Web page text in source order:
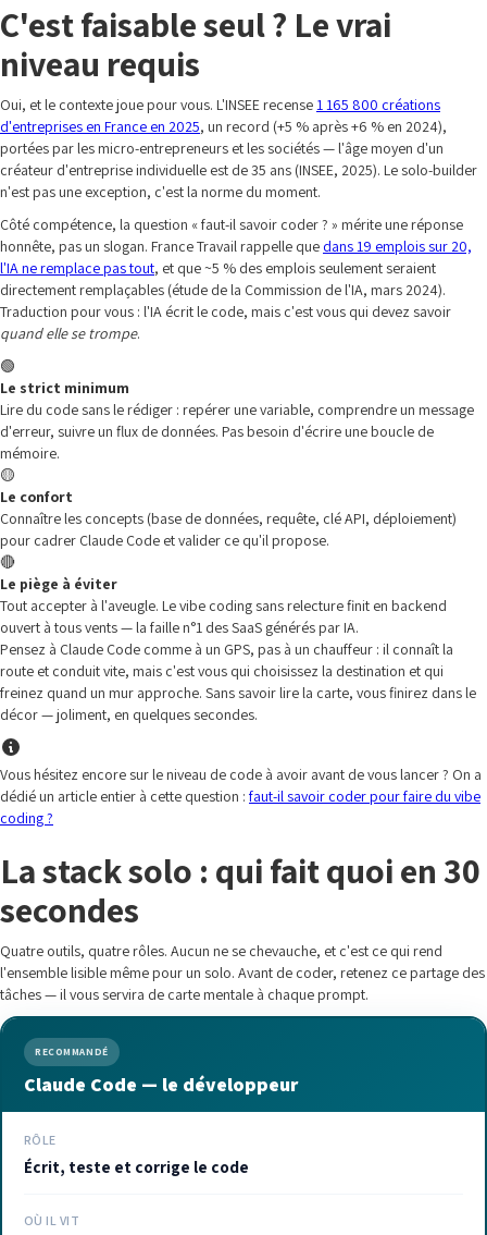
C'est faisable seul ? Le vrai
niveau requis
Oui, et le contexte joue pour vous. L'INSEE recense1 165 800 créations
d'entreprises en France en 2025, un record (+5 % après +6 % en 2024),
portées par les micro-entrepreneurs et les sociétés — l'âge moyen d'un
créateur d'entreprise individuelle est de 35 ans (INSEE, 2025). Le solo-builder
n'est pas une exception, c'est la norme du moment.
Côté compétence, la question « faut-il savoir coder ? » mérite une réponse
honnête, pas un slogan. France Travail rappelle que dans 19 emplois sur 20,
l'IA ne remplace pas tout, et que ~5 % des emplois seulement seraient
directement remplaçables (étude de la Commission de l'IA, mars 2024).
Traduction pour vous : l'IA écrit le code, mais c'est vous qui devez savoir
quand elle se trompe.
🟢
Le strict minimum
Lire du code sans le rédiger : repérer une variable, comprendre un message
d'erreur, suivre un flux de données. Pas besoin d'écrire une boucle de
mémoire.
🟡
Le confort
Connaître les concepts (base de données, requête, clé API, déploiement)
pour cadrer Claude Code et valider ce qu'il propose.
🔴
Le piège à éviter
Tout accepter à l'aveugle. Le vibe coding sans relecture finit en backend
ouvert à tous vents — la faille n°1 des SaaS générés par IA.
Pensez à Claude Code comme à un GPS, pas à un chauffeur : il connaît la
route et conduit vite, mais c'est vous qui choisissez la destination et qui
freinez quand un mur approche. Sans savoir lire la carte, vous finirez dans le
décor — joliment, en quelques secondes.
Vous hésitez encore sur le niveau de code à avoir avant de vous lancer ? On a
dédié un article entier à cette question : faut-il savoir coder pour faire du vibe
coding ?
La stack solo : qui fait quoi en 30
secondes
Quatre outils, quatre rôles. Aucun ne se chevauche, et c'est ce qui rend
l'ensemble lisible même pour un solo. Avant de coder, retenez ce partage des
tâches — il vous servira de carte mentale à chaque prompt.
RECOMMANDÉ
Claude Code — le développeur
RÔLE
Écrit, teste et corrige le code
OÙ IL VIT